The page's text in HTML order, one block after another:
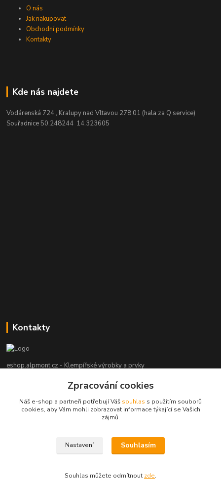
O nás
Jak nakupovat
Obchodní podmínky
Kontakty
Kde nás najdete
Vodárenská 724 , Kralupy nad Vltavou 278 01 (hala za Q service)
Souřadnice 50.248244 14.323605
Kontakty
eshop.alpmont.cz - Klempířské výrobky a prvky
+420 604 162 101
(Po-Pá, 8-18 hod. So, 9-15 hod. Ne, po domluvě)
Zpracování cookies
Náš e-shop a partneři potřebují Váš souhlas s použitím souborů
cookies, aby Vám mohli zobrazovat informace týkající se Vašich
zájmů.
Nastavení Souhlasím
Souhlas můžete odmítnout zde.